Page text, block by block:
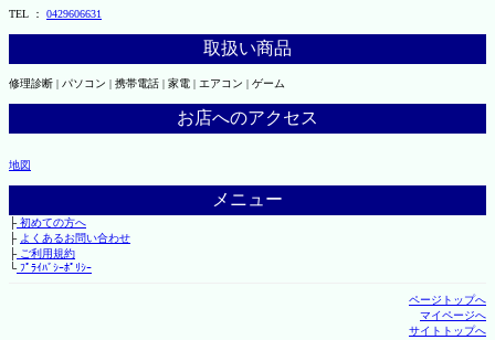
TEL ： 0429606631
取扱い商品
修理診断 | パソコン | 携帯電話 | 家電 | エアコン | ゲーム
お店へのアクセス
地図
メニュー
├初めての方へ
├ よくあるお問い合わせ
├ご利用規約
└ﾌﾟﾗｲﾊﾞｼｰﾎﾟﾘｼｰ
ページトップへ
マイページへ
サイトトップへ